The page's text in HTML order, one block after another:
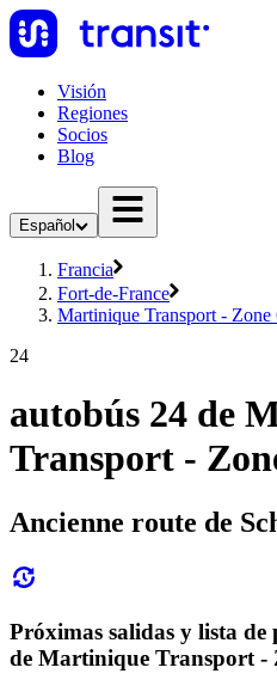
Visión
Regiones
Socios
Blog
Español
Francia
Fort-de-France
Martinique Transport - Zone
24
autobús 24 de
Transport -
Ancienne route de
Próximas salidas y lista de
de Martinique Transport -